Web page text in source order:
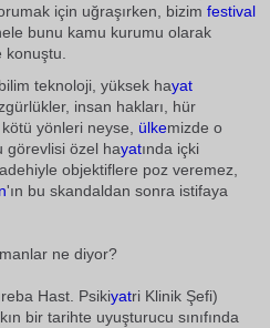
için uğraşırken, bizim festival
bunu kamu kurumu olarak
konuştu.
teknoloji, yüksek hayat
insan hakları, hür
yönleri neyse, ülkemizde o
görevlisi özel hayatında içki
objektiflere poz veremez,
'ın bu skandaldan sonra istifaya
ne diyor?
Hast. Psikiyatri Klinik Şefi)
bir tarihte uyuşturucu sınıfında